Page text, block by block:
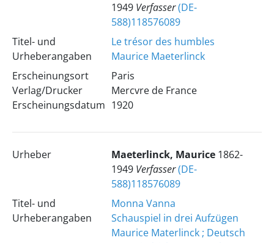
1949 Verfasser(DE-
588)118576089
Titel- und
Urheberangaben
Le trésor des humbles
Maurice Maeterlinck
Erscheinungsort
Verlag/Drucker
Erscheinungsdatum
Paris
Mercvre de France
1920
Urheber Maeterlinck, Maurice 1862-
1949 Verfasser(DE-
588)118576089
Titel- und
Urheberangaben
Monna Vanna
Schauspiel in drei Aufzügen
Maurice Materlinck ; Deutsch